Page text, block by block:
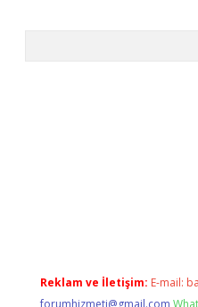
Reklam ve İletişim: E-mail:
forumhizmeti@gmail.com